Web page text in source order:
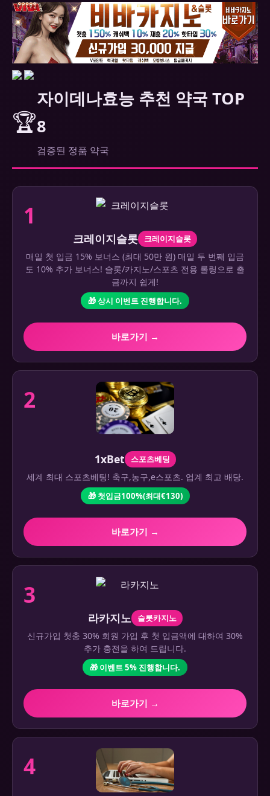
🏆
자이데나효능 추천 약국 TOP
8
검증된 정품 약국
1
크레이지슬롯 크레이지슬롯
매일 첫 입금 15% 보너스 (최대 50만 원) 매일 두 번째 입금
도 10% 추가 보너스! 슬롯/카지노/스포츠 전용 롤링으로 출
금까지 쉽게!
🎁 상시 이벤트 진행합니다.
바로가기 →
2
1xBet 스포츠베팅
세계 최대 스포츠베팅! 축구,농구,e스포츠. 업계 최고 배당.
🎁 첫입금100%(최대€130)
바로가기 →
3
라카지노 슬롯카지노
신규가입 첫충 30% 회원 가입 후 첫 입금액에 대하여 30%
추가 충전을 하여 드립니다.
🎁 이벤트 5% 진행합니다.
바로가기 →
4